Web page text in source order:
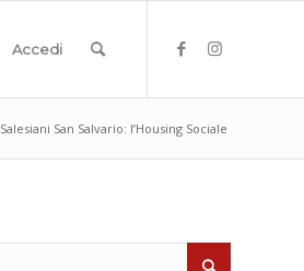
Accedi
Salesiani San Salvario: l’Housing Sociale